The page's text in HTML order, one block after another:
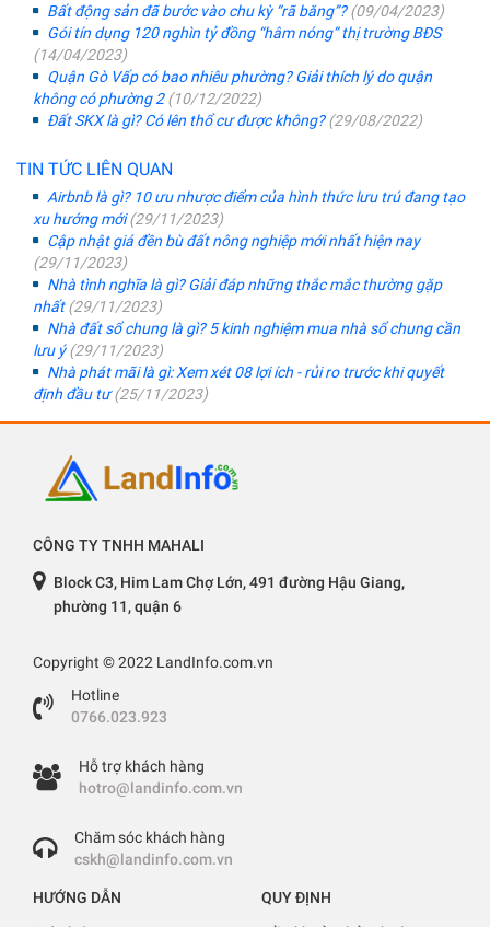
Bất động sản đã bước vào chu kỳ “rã băng”?(09/04/2023)
Gói tín dụng 120 nghìn tỷ đồng “hâm nóng” thị trường BĐS
(14/04/2023)
Quận Gò Vấp có bao nhiêu phường? Giải thích lý do quận
không có phường 2(10/12/2022)
Đất SKX là gì? Có lên thổ cư được không?(29/08/2022)
TIN TỨC LIÊN QUAN
Airbnb là gì? 10 ưu nhược điểm của hình thức lưu trú đang tạo
xu hướng mới(29/11/2023)
Cập nhật giá đền bù đất nông nghiệp mới nhất hiện nay
(29/11/2023)
Nhà tình nghĩa là gì? Giải đáp những thắc mắc thường gặp
nhất(29/11/2023)
Nhà đất sổ chung là gì? 5 kinh nghiệm mua nhà sổ chung cần
lưu ý(29/11/2023)
Nhà phát mãi là gì: Xem xét 08 lợi ích - rủi ro trước khi quyết
định đầu tư(25/11/2023)
CÔNG TY TNHH MAHALI
Block C3, Him Lam Chợ Lớn, 491 đường Hậu Giang,
phường 11, quận 6
Copyright © 2022 LandInfo.com.vn
Hotline
0766.023.923
Hỗ trợ khách hàng
hotro@landinfo.com.vn
Chăm sóc khách hàng
cskh@landinfo.com.vn
HƯỚNG DẪN
QUY ĐỊNH